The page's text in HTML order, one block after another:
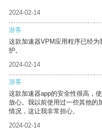
2024-02-14
游客
这款加速器VPM应用程序已经
护。
2024-02-14
游客
这款加速器app的安全性很高，
放心。我以前使用过一些其他的
情况，这让我非常担心。
2024-02-14